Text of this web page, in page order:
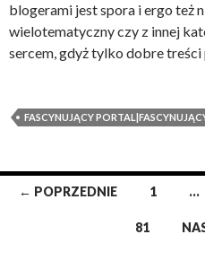
blogerami jest spora i ergo też
wielotematyczny czy z innej
sercem, gdyż tylko dobre
FASCYNUJĄCY
Nawigacja
← POPRZEDNIE 1 …
81